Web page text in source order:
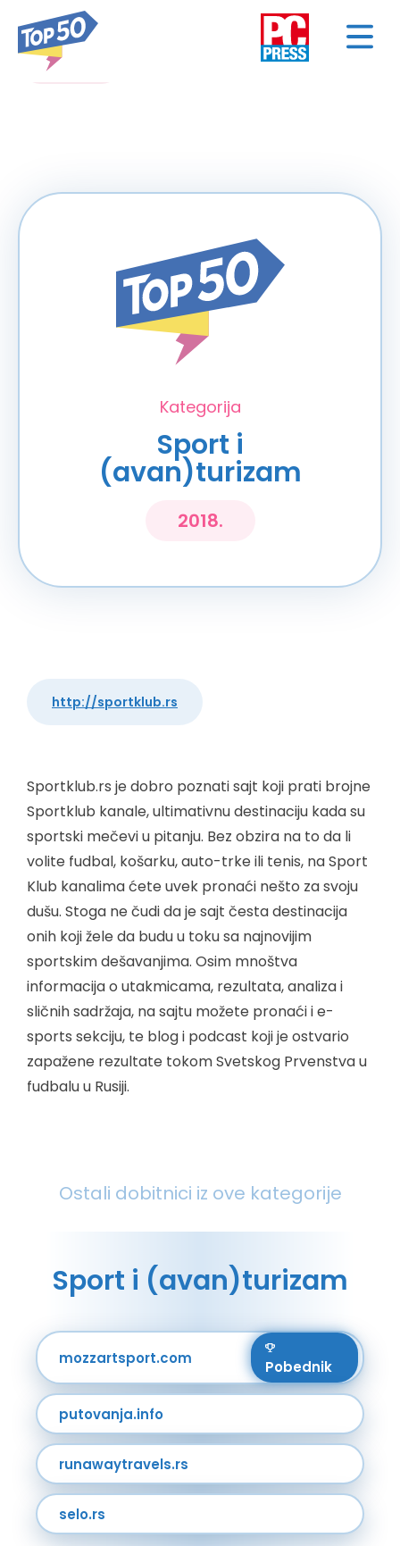
< NAZAD
Kategorija
Sport i
(avan)turizam
2018.
http://sportklub.rs
Sportklub.rs je dobro poznati sajt koji prati brojne
Sportklub kanale, ultimativnu destinaciju kada su
sportski mečevi u pitanju. Bez obzira na to da li
volite fudbal, košarku, auto-trke ili tenis, na Sport
Klub kanalima ćete uvek pronaći nešto za svoju
dušu. Stoga ne čudi da je sajt česta destinacija
onih koji žele da budu u toku sa najnovijim
sportskim dešavanjima. Osim mnoštva
informacija o utakmicama, rezultata, analiza i
sličnih sadržaja, na sajtu možete pronaći i e-
sports sekciju, te blog i podcast koji je ostvario
zapažene rezultate tokom Svetskog Prvenstva u
fudbalu u Rusiji.
Ostali dobitnici iz ove kategorije
Sport i (avan)turizam
mozzartsport.com Pobednik
putovanja.info
runawaytravels.rs
selo.rs